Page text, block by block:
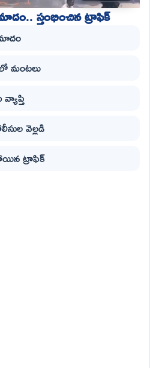
స్తంభించిన ట్రాఫిక్‌
మంటలు
వెల్లడి
ట్రాఫిక్‌